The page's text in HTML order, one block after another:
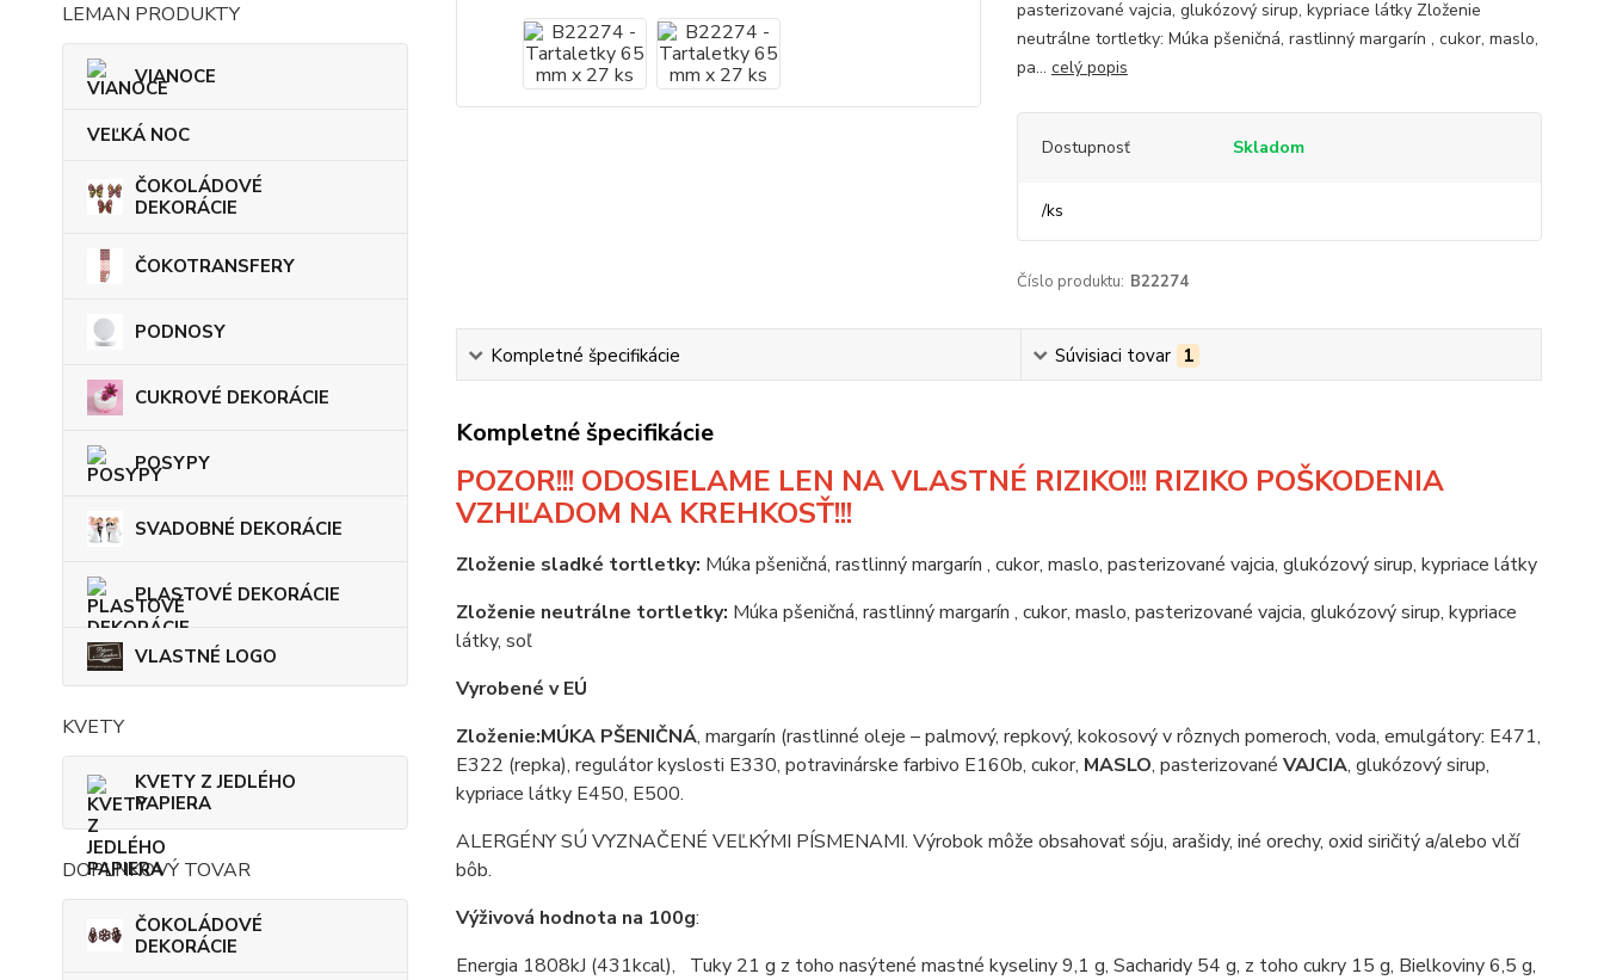
LEMAN PRODUKTY
VIANOCE
VEĽKÁ NOC
ČOKOLÁDOVÉ
DEKORÁCIE
ČOKOTRANSFERY
PODNOSY
CUKROVÉ DEKORÁCIE
POSYPY
SVADOBNÉ DEKORÁCIE
PLASTOVÉ DEKORÁCIE
VLASTNÉ LOGO
KVETY
KVETY Z JEDLÉHO
PAPIERA
DOPLNKOVÝ TOVAR
ČOKOLÁDOVÉ
DEKORÁCIE
pasterizované vajcia, glukózový sirup, kypriace látky Zloženie
neutrálne tortletky: Múka pšeničná, rastlinný margarín , cukor, maslo,
pa... celý popis
Dostupnosť Skladom
/ks
Číslo produktu: B22274
Kompletné špecifikácie Súvisiaci tovar 1
Kompletné špecifikácie
POZOR!!! ODOSIELAME LEN NA VLASTNÉ RIZIKO!!! RIZIKO POŠKODENIA
VZHĽADOM NA KREHKOSŤ!!!
Zloženie sladké tortletky: Múka pšeničná, rastlinnýmargarín , cukor, maslo, pasterizované vajcia, glukózový sirup, kypriace látky
Zloženie neutrálne tortletky: Múka pšeničná, rastlinný margarín , cukor, maslo, pasterizované vajcia, glukózový sirup, kypriace
látky, soľ
Vyrobené v EÚ
Zloženie:MÚKA PŠENIČNÁ, margarín (rastlinné oleje – palmový, repkový, kokosový v rôznych pomeroch, voda, emulgátory: E471,
E322 (repka), regulátor kyslosti E330, potravinárske farbivo E160b, cukor, MASLO, pasterizované VAJCIA, glukózový sirup,
kypriace látky E450, E500.
ALERGÉNY SÚ VYZNAČENÉ VEĽKÝMI PÍSMENAMI. Výrobok môže obsahovať sóju, arašidy, iné orechy, oxid siričitý a/alebo vlčí
bôb.
Výživová hodnota na 100g:
Energia 1808kJ (431kcal), Tuky 21 g z toho nasýtené mastné kyseliny 9,1 g, Sacharidy 54 g, z toho cukry 15 g, Bielkoviny 6,5 g,